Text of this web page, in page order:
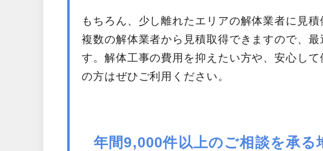
もちろん、少し離れたエリアの解体業者に見積
複数の解体業者から見積取得できますので、
す。解体工事の費用を抑えたい方や、安心し
の方はぜひご利用ください。
年間9,000件以上のご相談を承